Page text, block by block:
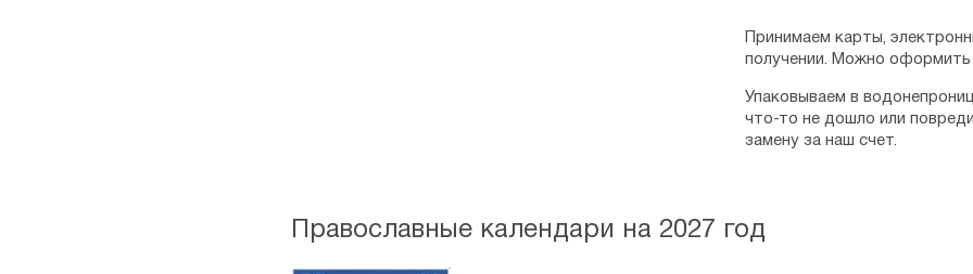
Принимаем карты,
получении. Можно оформить
Упаковываем в
что-то не дошло или
замену за наш счет.
Православные календари на 2027 год